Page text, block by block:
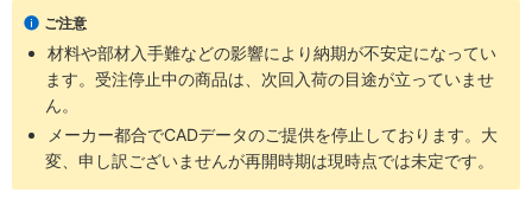
ご注意
材料や部材入手難などの影響により納期が不安定になってい
ます。受注停止中の商品は、次回入荷の目途が立っていませ
ん。
メーカー都合でCADデータのご提供を停止しております。大
変、申し訳ございませんが再開時期は現時点では未定です。